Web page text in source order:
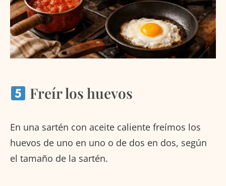
Freír los huevos
En una sartén con aceite caliente freímos los
huevos de uno en uno o de dos en dos, según
el tamaño de la sartén.